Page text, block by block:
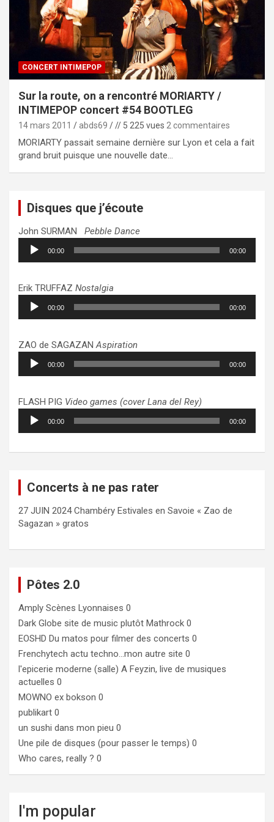
CONCERT INTIMEPOP
Sur la route, on a rencontré MORIARTY /
INTIMEPOP concert #54 BOOTLEG
14 mars 2011 abds69 // 5 225 vues 2 commentaires
MORIARTY passait semaine dernière sur Lyon et cela a fait
grand bruit puisque une nouvelle date…
Disques que j’écoute
John SURMAN Pebble Dance
Lecteur
audio
00:00 00:00
Erik TRUFFAZ Nostalgia
Lecteur
audio
00:00 00:00
ZAO de SAGAZANAspiration
Lecteur
audio
00:00 00:00
FLASH PIG Video games (cover Lana del Rey)
Lecteur
audio
00:00 00:00
Concerts à ne pas rater
27 JUIN 2024 Chambéry Estivales en Savoie « Zao de
Sagazan » gratos
Pôtes 2.0
Amply Scènes Lyonnaises 0
Dark Globe site de music plutôt Mathrock 0
EOSHD Du matos pour filmer des concerts 0
Frenchytech actu techno…mon autre site 0
l'epicerie moderne (salle) A Feyzin, live de musiques
actuelles 0
MOWNO ex bokson 0
publikart 0
un sushi dans mon pieu 0
Une pile de disques (pour passer le temps) 0
Who cares, really ? 0
I'm popular